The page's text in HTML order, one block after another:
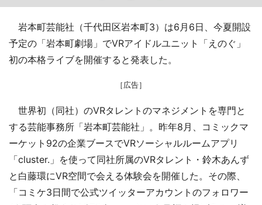
岩本町芸能社（千代田区岩本町3）は6月6日、今夏開設
予定の「岩本町劇場」でVRアイドルユニット「えのぐ」
初の本格ライブを開催すると発表した。
［広告］
世界初（同社）のVRタレントのマネジメントを専門と
する芸能事務所「岩本町芸能社」。昨年8月、コミックマ
ーケット92の企業ブースでVRソーシャルルームアプリ
「cluster.」を使って同社所属のVRタレント・鈴木あんず
と白藤環にVR空間で会える体験会を開催した。その際、
「コミケ3日間で公式ツイッターアカウントのフォロワー